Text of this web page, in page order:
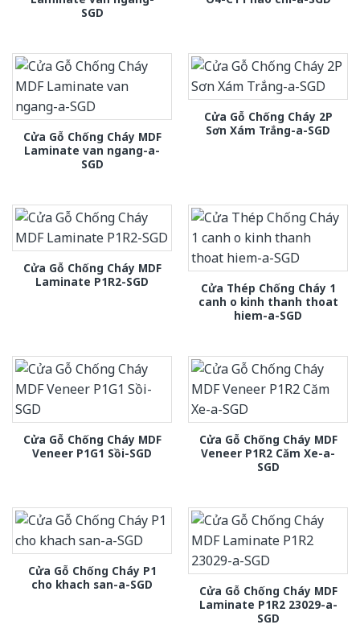
SGD
Cửa Gỗ Chống Cháy MDF
Laminate van ngang-a-
SGD
Cửa Gỗ Chống Cháy 2P
Sơn Xám Trắng-a-SGD
Cửa Gỗ Chống Cháy MDF
Laminate P1R2-SGD
Cửa Thép Chống Cháy 1
canh o kinh thanh thoat
hiem-a-SGD
Cửa Gỗ Chống Cháy MDF
Veneer P1G1 Sồi-SGD
Cửa Gỗ Chống Cháy MDF
Veneer P1R2 Căm Xe-a-
SGD
Cửa Gỗ Chống Cháy P1
cho khach san-a-SGD
Cửa Gỗ Chống Cháy MDF
Laminate P1R2 23029-a-
SGD